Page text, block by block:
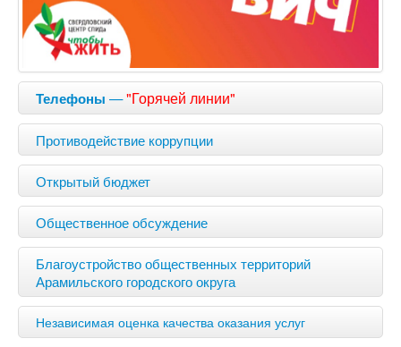
Телефоны —"Горячей линии"
Противодействие коррупции
Открытый бюджет
Общественное обсуждение
Благоустройство общественных территорий
Арамильского городского округа
Независимая оценка качества оказания услуг